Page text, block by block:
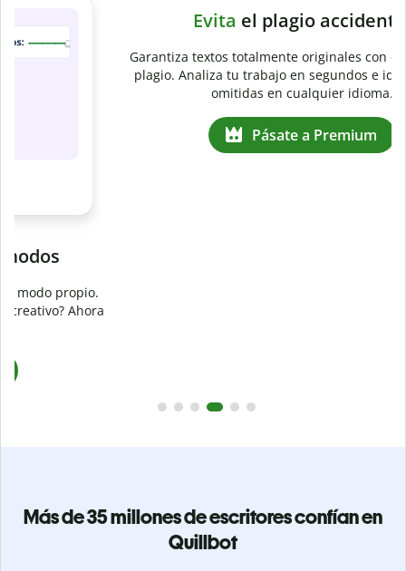
Garantiza textos totalmente originales con el detector de
plagio. Analiza tu trabajo en segundos e identifica citas
Más de 35 millones de escritores confían en
Quillbot